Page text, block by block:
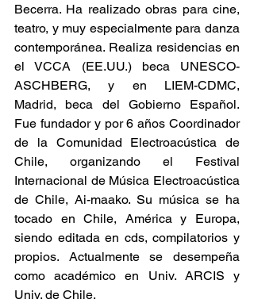
Becerra. Ha realizado obras para cine,
teatro, y muy especialmente para danza
contemporánea. Realiza residencias en
el VCCA (EE.UU.) beca UNESCO-
ASCHBERG, y en LIEM-CDMC,
Madrid, beca del Gobierno Español.
Fue fundador y por 6 años Coordinador
de la Comunidad Electroacústica de
Chile, organizando el Festival
Internacional de Música Electroacústica
de Chile, Ai-maako. Su música se ha
tocado en Chile, América y Europa,
siendo editada en cds, compilatorios y
propios. Actualmente se desempeña
como académico en Univ. ARCIS y
Univ. de Chile.